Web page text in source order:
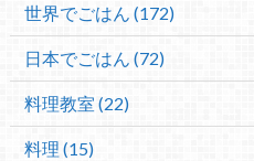
世界でごはん (172)
日本でごはん (72)
料理教室 (22)
料理 (15)